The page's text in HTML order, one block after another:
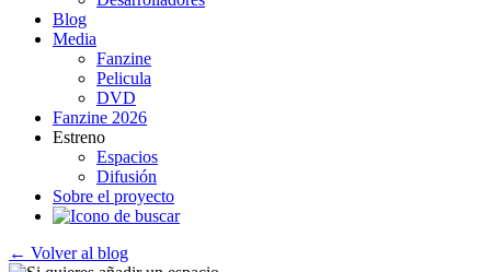
Blog
Media
Fanzine
Pelicula
DVD
Fanzine 2026
Estreno
Espacios
Difusión
Sobre el proyecto
← Volver al blog